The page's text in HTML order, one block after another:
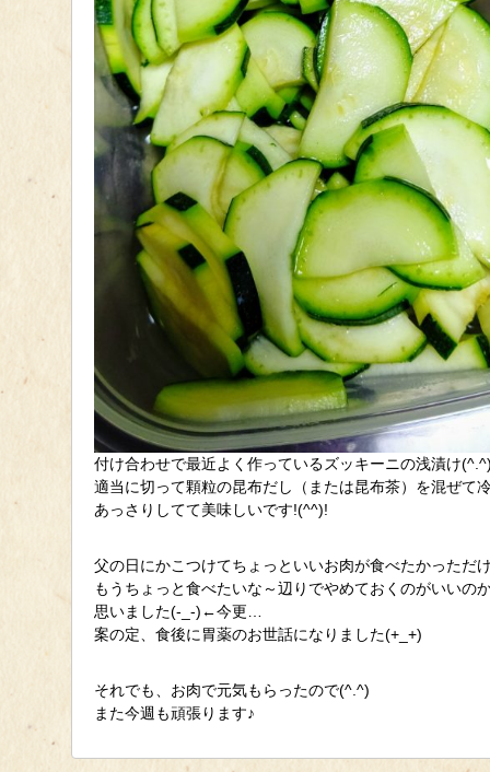
付け合わせで最近よく作っているズッキーニの浅漬け
適当に切って顆粒の昆布だし（または昆布茶）を混ぜて
あっさりしてて美味しいです!(^^)!
父の日にかこつけてちょっといいお肉が食べたかっただ
もうちょっと食べたいな～辺りでやめておくのがいいの
思いました(-_-)←今更…
案の定、食後に胃薬のお世話になりました(+_+)
それでも、お肉で元気もらったので(^.^)
また今週も頑張ります♪